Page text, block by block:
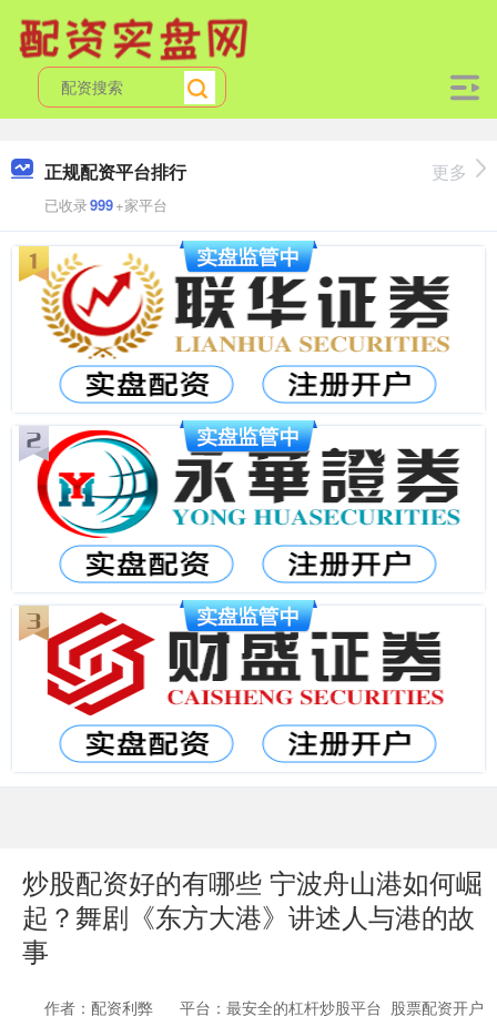
正规配资平台排行
已收录999+家平台
更多
炒股配资好的有哪些 宁波舟山港如何崛
起？舞剧《东方大港》讲述人与港的故
事
作者：配资利弊
平台：最安全的杠杆炒股平台_股票配资开户